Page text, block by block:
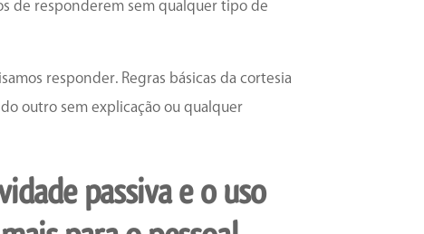
de responderem sem qualquer tipo de
responder. Regras básicas da cortesia
outro sem explicação ou qualquer
passiva e o uso